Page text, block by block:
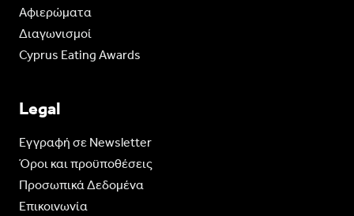
Aφιερώματα
Διαγωνισμοί
Cyprus Eating Awards
Legal
Eγγραφή σε Newsletter
Όροι και προϋποθέσεις
Προσωπικά Δεδομένα
Επικοινωνία